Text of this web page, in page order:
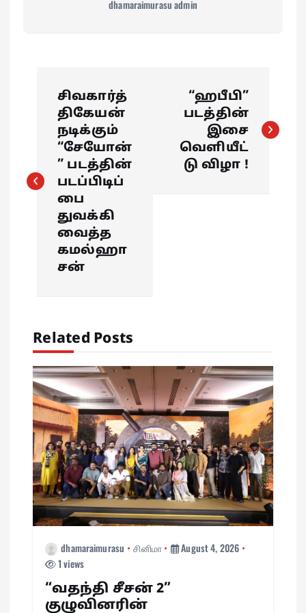
dhamaraimurasu admin
t
g
a
t
o
n
சிவகார்த்
திகேயன்
நடிக்கும்
“சேயோன்
” படத்தின்
படப்பிடிப்
பை
துவக்கி
வைத்த
கமல்ஹா
சன்
“ஹபீபி”
படத்தின்
இசை
வெளியீட்
டு விழா !
Related Posts
dhamaraimurasu சினிமா
August 4, 2026
1 views
“வதந்தி சீசன் 2”
குழுவினரின்